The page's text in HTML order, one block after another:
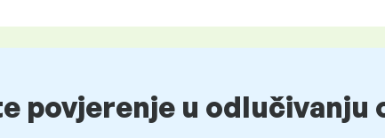
povjerenje u odlučivanju